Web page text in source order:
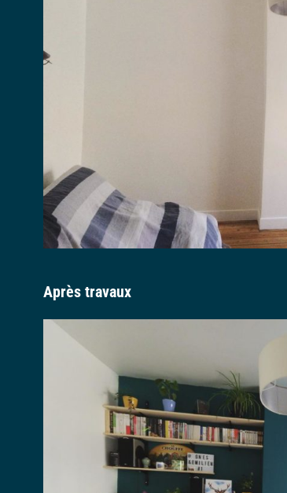
Après travaux